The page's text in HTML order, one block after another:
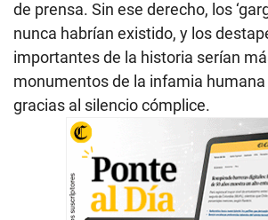
de prensa. Sin ese derecho, los
nunca habrían existido, y los
importantes de la historia serían
monumentos de la infamia
gracias al silencio cómplice.